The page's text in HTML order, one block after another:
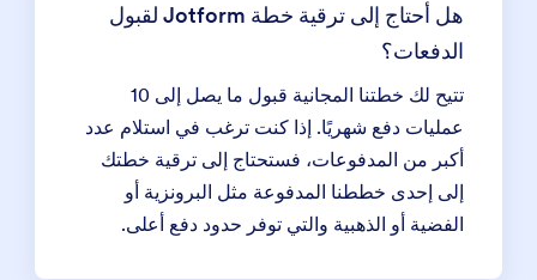
هل أحتاج إلى ترقية خطة Jotform لقبول
الدفعات؟
تتيح لك خطتنا المجانية قبول ما يصل إلى 10
عمليات دفع شهريًا. إذا كنت ترغب في استلام عدد
أكبر من المدفوعات، فستحتاج إلى ترقية خطتك
إلى إحدى خططنا المدفوعة مثل البرونزية أو
الفضية أو الذهبية والتي توفر حدود دفع أعلى.